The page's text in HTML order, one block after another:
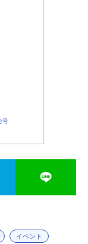
号
イベント